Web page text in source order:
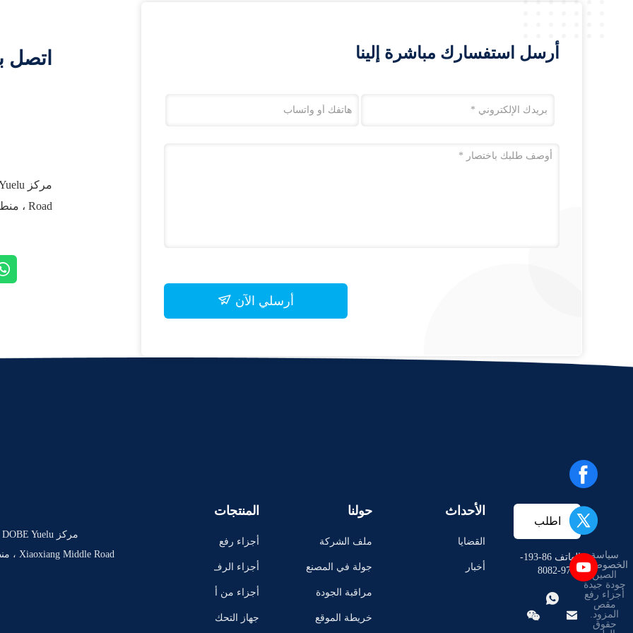
اتصل
Road ، منطقة Yuelu ، Changsha ، هونان
أرسل استفسارك مباشرة إلينا
أرسلي الآن
المنتجات
أجزاء رفع
مقص الجن
أجزاء الرف
أجزاء من أ
جهزة رفع ا
جهاز التحك
حولنا
ملف الشركة
جولة في المصنع
مراقبة الجودة
خريطة الموقع
الأحداث
القضايا
أخبار
اطلب
اقتباس
الهاتف 86-193-
9798-8082



سياسة
الخصوصية|
الصين
جودة جيدة
أجزاء رفع
مقص
المزود.
حقوق